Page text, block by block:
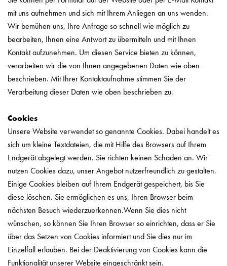
mit uns aufnehmen und sich mit Ihrem Anliegen an uns wenden.
Wir bemühen uns, Ihre Anfrage so schnell wie möglich zu
bearbeiten, Ihnen eine Antwort zu übermitteln und mit Ihnen
Kontakt aufzunehmen. Um diesen Service bieten zu können,
verarbeiten wir die von Ihnen angegebenen Daten wie oben
beschrieben. Mit Ihrer Kontaktaufnahme stimmen Sie der
Verarbeitung dieser Daten wie oben beschrieben zu.
Cookies
Unsere Website verwendet so genannte Cookies. Dabei handelt es
sich um kleine Textdateien, die mit Hilfe des Browsers auf Ihrem
Endgerät abgelegt werden. Sie richten keinen Schaden an. Wir
nutzen Cookies dazu, unser Angebot nutzerfreundlich zu gestalten.
Einige Cookies bleiben auf Ihrem Endgerät gespeichert, bis Sie
diese löschen. Sie ermöglichen es uns, Ihren Browser beim
nächsten Besuch wiederzuerkennen.Wenn Sie dies nicht
wünschen, so können Sie Ihren Browser so einrichten, dass er Sie
über das Setzen von Cookies informiert und Sie dies nur im
Einzelfall erlauben. Bei der Deaktivierung von Cookies kann die
Funktionalität unserer Website eingeschränkt sein.